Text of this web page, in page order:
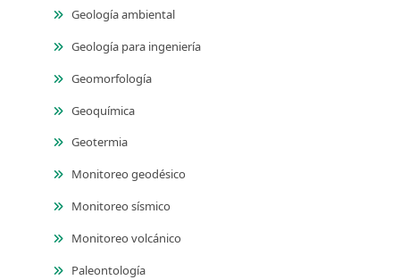
Geología ambiental
Geología para ingeniería
Geomorfología
Geoquímica
Geotermia
Monitoreo geodésico
Monitoreo sísmico
Monitoreo volcánico
Paleontología